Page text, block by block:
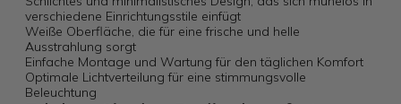
verschiedene Einrichtungsstile einfügt
Weiße Oberfläche, die für eine frische und helle
Ausstrahlung sorgt
Einfache Montage und Wartung für den täglichen Komfort
Optimale Lichtverteilung für eine stimmungsvolle
Beleuchtung